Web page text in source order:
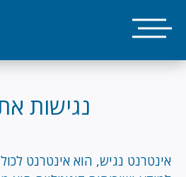
לתוכן
העיקרי
נגישות
אינטרנט נגיש, הוא אינטרנט